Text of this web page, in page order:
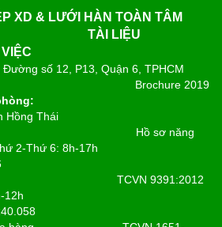
XD & LƯỚI HÀN TOÀN TÂM
TÀI LIỆU
Đường số 12, P13, Quận 6, TPHCM
Brochure 2019
Hồng Thái
Hồ sơ năng
2-Thứ 6: 8h-17h
0305105046
TCVN 9391:2012
12h
(+84).914.240.058